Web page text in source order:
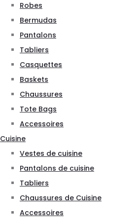
Robes
Bermudas
Pantalons
Tabliers
Casquettes
Baskets
Chaussures
Tote Bags
Accessoires
Cuisine
Vestes de cuisine
Pantalons de cuisine
Tabliers
Chaussures de Cuisine
Accessoires